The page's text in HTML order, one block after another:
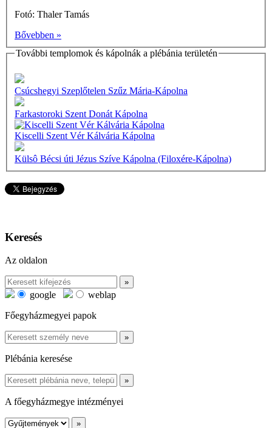
Fotó: Thaler Tamás
Bővebben »
További templomok és kápolnák a plébánia területén
Csúcshegyi Szeplőtelen Szűz Mária-Kápolna
Farkastoroki Szent Donát Kápolna
Kiscelli Szent Vér Kálvária Kápolna
Külsô Bécsi úti Jézus Szíve Kápolna (Filoxére-Kápolna)
Keresés
Az oldalon
google
weblap
Főegyházmegyei papok
Plébánia keresése
A főegyházmegye intézményei